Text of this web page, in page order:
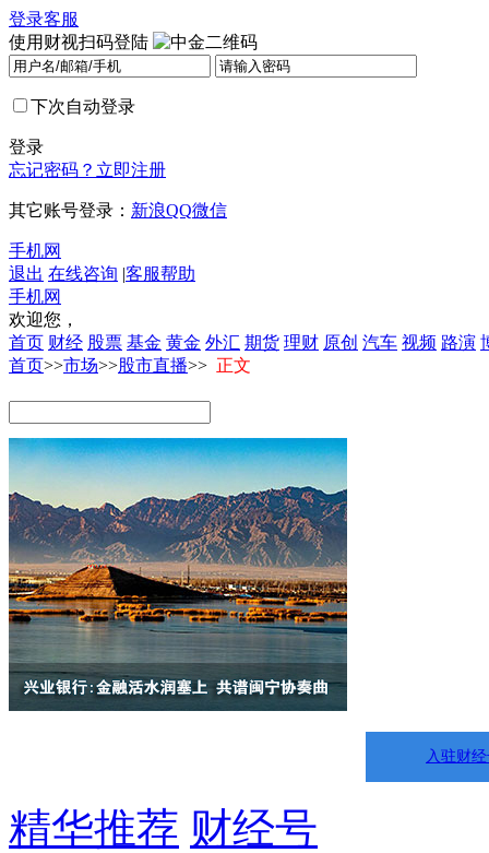
登录客服
使用财视扫码登陆
下次自动登录
登录
忘记密码？ 立即注册
其它账号登录： 新浪QQ微信
手机网
退出 在线咨询 |客服帮助
手机网
欢迎您，
首页 财经 股票 基金 黄金 外汇 期货 理财 原创 汽车 视频 路演
首页>>市场>>股市直播>> 正文
入驻财
精华推荐 财经号